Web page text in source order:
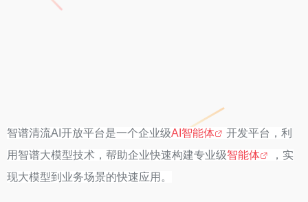
智谱清流AI开放平台是一个企业级AI智能体
开发平台，利
用智谱大模型技术，帮助企业快速构建专业级智能体
，实
现大模型到业务场景的快速应用。